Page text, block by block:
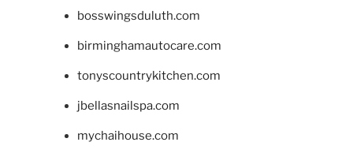
bosswingsduluth.com
birminghamautocare.com
tonyscountrykitchen.com
jbellasnailspa.com
mychaihouse.com